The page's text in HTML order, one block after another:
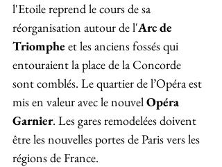
l'Etoile reprend le cours de sa
réorganisation autour de l'Arc de
Triomphe et les anciens fossés qui
entouraient la place de la Concorde
sont comblés. Le quartier de l’Opéra est
mis en valeur avec le nouvel Opéra
Garnier. Les gares remodelées doivent
être les nouvelles portes de Paris vers les
régions de France.